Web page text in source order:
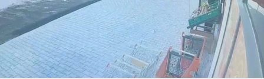
Magazin
Turizm